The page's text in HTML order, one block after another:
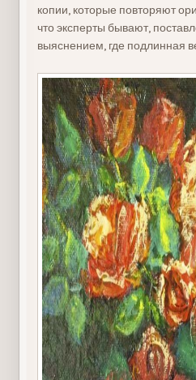
копии, которые повторяют
что эксперты бывают,
выяснением, где подлинная